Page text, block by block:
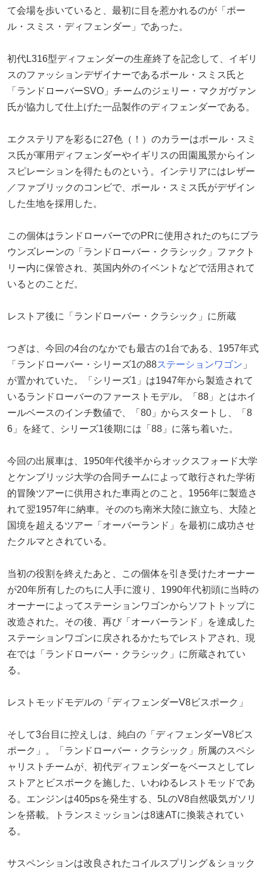
て会場を歩いていると、最初に目を惹かれるのが「ポー
ル・スミス・ディフェンダー」であった。
初代L316型ディフェンダーの生産終了を記念して、イギリ
スのファッションデザイナーであるポール・スミス氏と
「ランドローバーSVO」チームのジェリー・マクガヴァン
氏が協力して仕上げた一品製作のディフェンダーである。
エクステリアを彩るに27色（！）のカラーはポール・スミ
ス氏が軍用ディフェンダーやイギリスの田園風景からイン
スピレーションを得たものという。インテリアにはレザー
／ファブリックのコンビで、ポール・スミス氏がデザイン
した生地を採用した。
この個体はランドローバーでのPRに使用されたのちにブラ
ウンズレーンの「ランドローバー・クラシック」ファクト
リー内に保管され、英国内外のイベントなどで活用されて
いるとのことだ。
レストア後に「ランドローバー・クラシック」に所蔵
つぎは、今回の4台のなかでも最古の1台である、1957年式
「ランドローバー・シリーズ1の88ステーションワゴン 」
が置かれていた。「シリーズ1」は1947年から製造されて
いるランドローバーのファーストモデル。「88」とはホイ
ールベースのインチ数値で、「80」からスタートし、「8
6」を経て、シリーズ1後期には「88」に落ち着いた。
今回の出展車は、1950年代後半からオックスフォード大学
とケンブリッジ大学の合同チームによって敢行された学術
的冒険ツアーに供用された車両とのこと。1956年に製造さ
れて翌1957年に納車。そののち南米大陸に旅立ち、大陸と
国境を超えるツアー「オーバーランド」を最初に成功させ
たクルマとされている。
当初の役割を終えたあと、この個体を引き受けたオーナー
が20年所有したのちに人手に渡り、1990年代初頭に当時の
オーナーによってステーションワゴンからソフトトップに
改造された。その後、再び「オーバーランド」を達成した
ステーションワゴンに戻されるかたちでレストアされ、現
在では「ランドローバー・クラシック」に所蔵されてい
る。
レストモッドモデルの「ディフェンダーV8ビスポーク」
そして3台目に控えしは、純白の「ディフェンダーV8ビス
ポーク」。「ランドローバー・クラシック」所属のスペシ
ャリストチームが、初代ディフェンダーをベースとしてレ
ストアとビスポークを施した、いわゆるレストモッドであ
る。エンジンは405psを発生する、5LのV8自然吸気ガソリ
ンを搭載。トランスミッションは8速ATに換装されてい
る。
サスペンションは改良されたコイルスプリング＆ショック